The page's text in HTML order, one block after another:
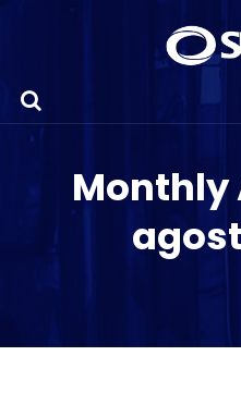
Monthly